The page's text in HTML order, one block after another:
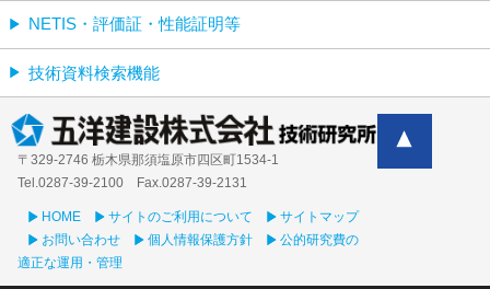
NETIS・評価証・性能証明等
技術資料検索機能
〒329-2746 栃木県那須塩原市四区町1534-1
Tel.0287-39‐2100 Fax.0287-39-2131
HOME サイトのご利用について
サイトマップ
お問い合わせ
個人情報保護方針
公的研究費の
適正な運用・管理